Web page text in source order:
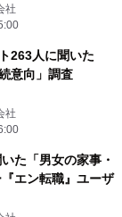
社
263人に聞いた
意向」調査
社
た「男女の家事・
エン転職』ユーザ